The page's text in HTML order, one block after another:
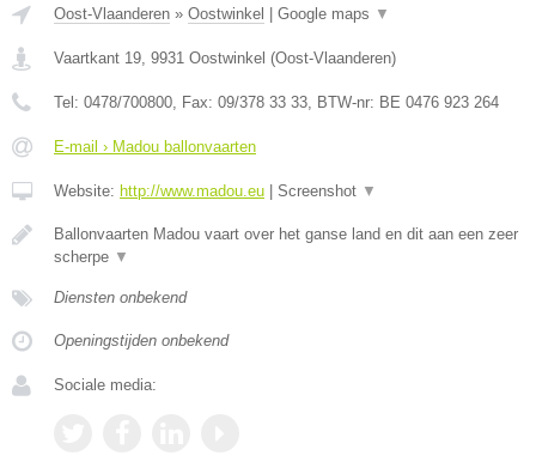
Oost-Vlaanderen » Oostwinkel Google maps ▼
Vaartkant 19, 9931 Oostwinkel (Oost-Vlaanderen)
Tel: 0478/700800, Fax: 09/378 33 33, BTW-nr: BE 0476 923 264
E-mail › Madou ballonvaarten
Website: http://www.madou.eu Screenshot ▼
Ballonvaarten Madou vaart over het ganse land en dit aan een zeer
scherpe ▼
Diensten onbekend
Openingstijden onbekend
Sociale media: